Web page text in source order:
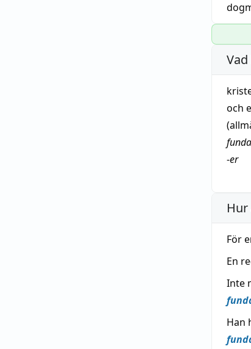
och
-er
För
En
Inte
Han